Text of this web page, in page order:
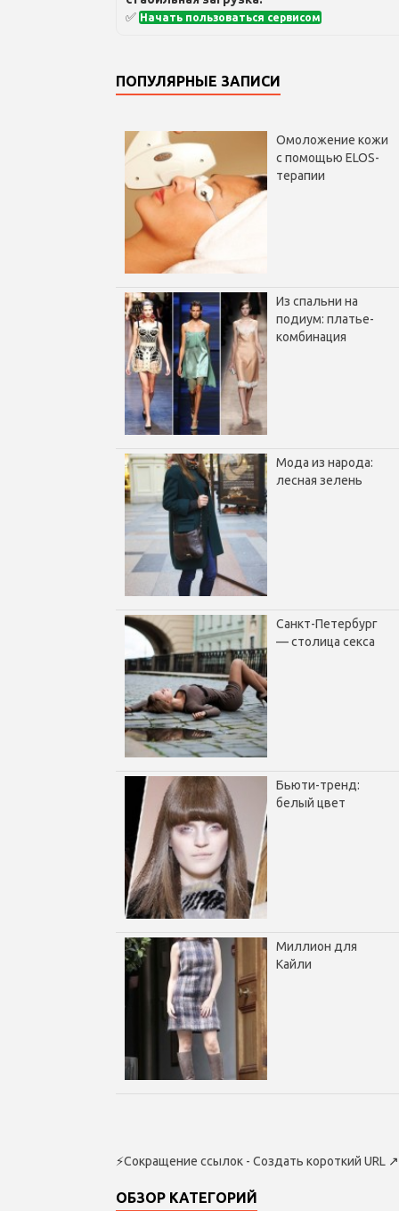
✅ Начать пользоваться сервисом
ПОПУЛЯРНЫЕ ЗАПИСИ
Омоложение кожи
с помощью ELOS-
терапии
Из спальни на
подиум: платье-
комбинация
Мода из народа:
лесная зелень
Санкт-Петербург
— столица секса
Бьюти-тренд:
белый цвет
Миллион для
Кайли
⚡Сокращение ссылок - Создать короткий URL ↗
ОБЗОР КАТЕГОРИЙ